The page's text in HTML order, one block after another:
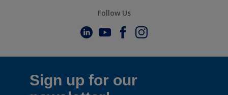
Follow Us